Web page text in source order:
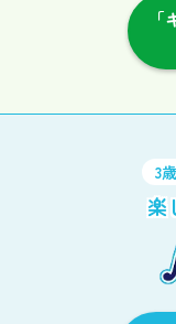
3
楽